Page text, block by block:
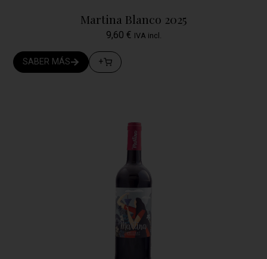
Martina Blanco 2025
9,60 € IVA incl.
SABER MÁS +